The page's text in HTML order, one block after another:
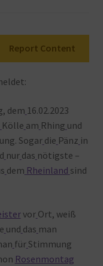
Report Content
dem 16.02.2023
Kölle am Rhing und
Sogar die Pänz in
nur das nötigste –
dem Rheinland sind
vor Ort, weiß
und das man
für Stimmung
Rosenmontag